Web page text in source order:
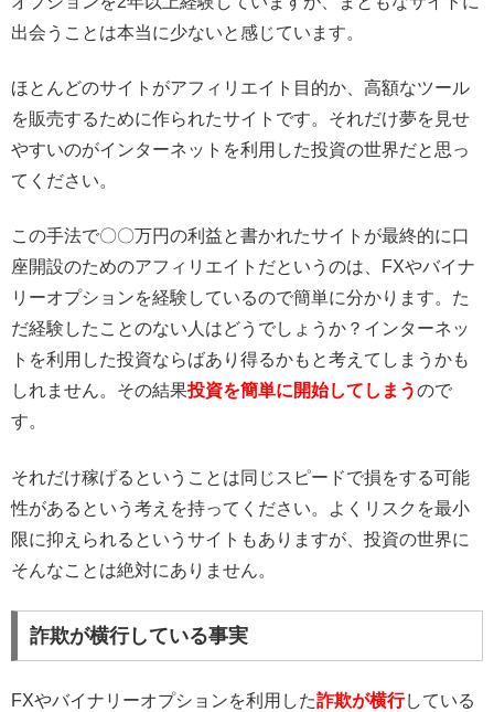
出会うことは本当に少ないと感じています。
ほとんどのサイトがアフィリエイト目的か、高額なツール
を販売するために作られたサイトです。それだけ夢を見せ
やすいのがインターネットを利用した投資の世界だと思っ
てください。
この手法で〇〇万円の利益と書かれたサイトが最終的に口
座開設のためのアフィリエイトだというのは、FXやバイナ
リーオプションを経験しているので簡単に分かります。た
だ経験したことのない人はどうでしょうか？インターネッ
トを利用した投資ならばあり得るかもと考えてしまうかも
しれません。その結果投資を簡単に開始してしまうので
す。
それだけ稼げるということは同じスピードで損をする可能
性があるという考えを持ってください。よくリスクを最小
限に抑えられるというサイトもありますが、投資の世界に
そんなことは絶対にありません。
詐欺が横行している事実
FXやバイナリーオプションを利用した詐欺が横行している